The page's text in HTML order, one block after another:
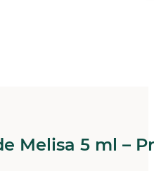
Melisa 5 ml –